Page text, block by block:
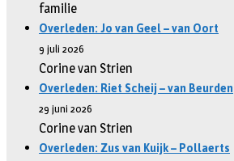
familie
Overleden: Jo van Geel – van Oort
9 juli 2026
Corine van Strien
Overleden: Riet Scheij – van Beurden
29 juni 2026
Corine van Strien
Overleden: Zus van Kuijk – Pollaerts